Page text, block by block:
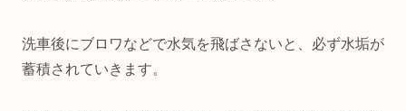
洗車後にブロワなどで水気を飛ばさないと、必ず水垢が
蓄積されていきます。